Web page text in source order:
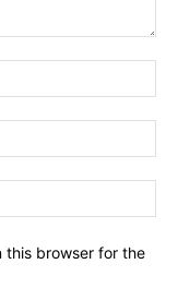
this browser for the